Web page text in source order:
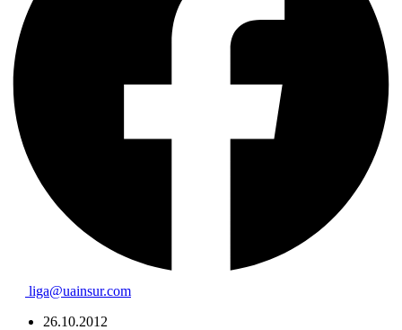
liga@uainsur.com
26.10.2012